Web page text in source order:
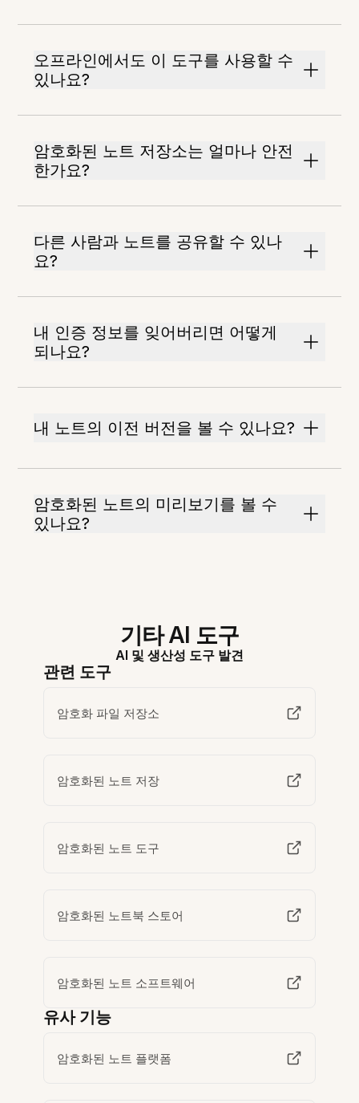
오프라인에서도 이 도구를 사용할 수
있나요?
암호화된 노트 저장소는 얼마나 안전
한가요?
다른 사람과 노트를 공유할 수 있나
요?
내 인증 정보를 잊어버리면 어떻게
되나요?
내 노트의 이전 버전을 볼 수 있나요?
암호화된 노트의 미리보기를 볼 수
있나요?
기타 AI 도구
AI 및 생산성 도구 발견
관련 도구
암호화 파일 저장소
암호화된 노트 저장
암호화된 노트 도구
암호화된 노트북 스토어
암호화된 노트 소프트웨어
유사 기능
암호화된 노트 플랫폼